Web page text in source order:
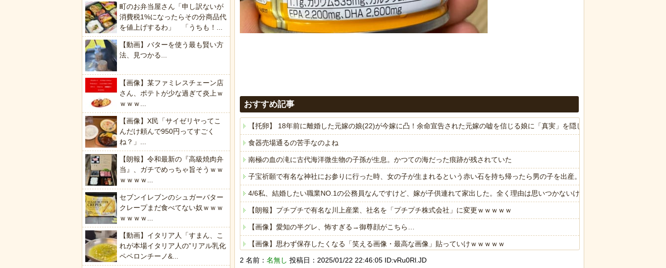
おすすめ記事
【托卵】 18年前に離婚した元嫁の娘(22)が今嫁に凸！余命宣告された元嫁の嘘を信じる娘に「真実」を隠し続ける俺へ、スレ民から
食器売場通るの苦手なのよね
南極の血の滝に古代海洋微生物の子孫が生息。かつての海だった痕跡が残されていた
子宝祈願で有名な神社にお参りに行った時、女の子が生まれるという赤い石を持ち帰ったら男の子を出産。しばらくしてお礼も兼ね
4/6私、結婚したい職業NO.1の公務員なんですけど、嫁が子供連れて家出した。全く理由は思いつかないけど強いてあげるとすれば
【朗報】プチプチで有名な川上産業、社名を「プチプチ株式会社」に変更ｗｗｗｗｗ
【画像】愛知の半グレ、怖すぎる→御尊顔がこちら…
【画像】思わず保存したくなる「笑える画像・最高な画像」貼っていけｗｗｗｗｗ
海外「日本人はなんて気高いんだ！」 英高級紙も驚愕した極限の中の日本人の姿に世界が衝撃
2 名前： 名無し 投稿日：2025/01/22 22:46:05 ID:vRu0Rl.JD
町のお弁当屋さん「申し訳ないが
消費税1%になったらその分商品代
を値上げするわ」 「うちも！...
【動画】バターを使う最も賢い方
法、見つかる...
【画像】某ファミレスチェーン店
さん、ポテトが少な過ぎて炎上ｗ
ｗｗｗ...
【画像】X民「サイゼリヤってこ
んだけ頼んで950円ってすごく
ね？」...
【朗報】令和最新の『高級焼肉弁
当』、ガチでめっちゃ旨そうｗｗ
ｗｗｗｗ...
セブンイレブンのシュガーバター
クレープまだ食べてない奴ｗｗｗ
ｗｗｗｗ...
【動画】イタリア人「すまん、こ
れが本場イタリア人の”リアル乳化
ペペロンチーノ&...